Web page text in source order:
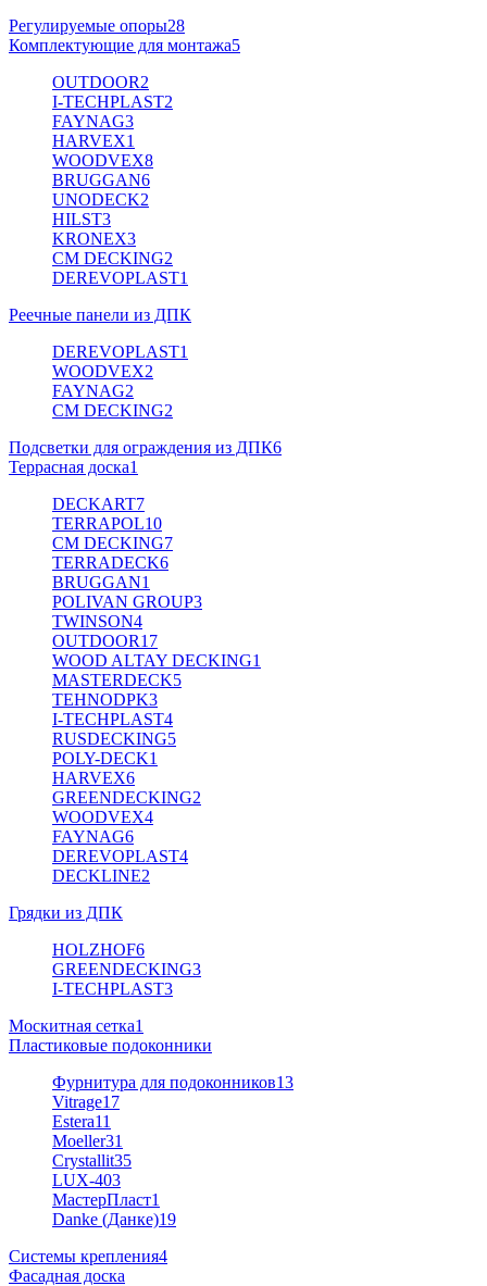
Регулируемые опоры28
Комплектующие для монтажа5
OUTDOOR2
I-TECHPLAST2
FAYNAG3
HARVEX1
WOODVEX8
BRUGGAN6
UNODECK2
HILST3
KRONEX3
CM DECKING2
DEREVOPLAST1
Реечные панели из ДПК
DEREVOPLAST1
WOODVEX2
FAYNAG2
CM DECKING2
Подсветки для ограждения из ДПК6
Террасная доска1
DECKART7
TERRAPOL10
CM DECKING7
TERRADECK6
BRUGGAN1
POLIVAN GROUP3
TWINSON4
OUTDOOR17
WOOD ALTAY DECKING1
MASTERDECK5
TEHNODPK3
I-TECHPLAST4
RUSDECKING5
POLY-DECK1
HARVEX6
GREENDECKING2
WOODVEX4
FAYNAG6
DEREVOPLAST4
DECKLINE2
Грядки из ДПК
HOLZHOF6
GREENDECKING3
I-TECHPLAST3
Москитная сетка1
Пластиковые подоконники
Фурнитура для подоконников13
Vitrage17
Estera11
Moeller31
Crystallit35
LUX-403
МастерПласт1
Danke (Данке)19
Системы крепления4
Фасадная доска